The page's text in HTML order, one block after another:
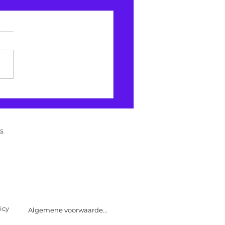
Algemene voorwaarden